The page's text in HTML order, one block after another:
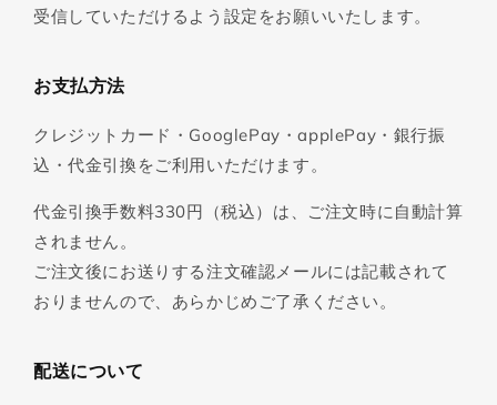
受信していただけるよう設定をお願いいたします。
お支払方法
クレジットカード・GooglePay・applePay・銀行振
込・代金引換をご利用いただけます。
代金引換手数料330円（税込）は、ご注文時に自動計算
されません。
ご注文後にお送りする注文確認メールには記載されて
おりませんので、あらかじめご了承ください。
配送について